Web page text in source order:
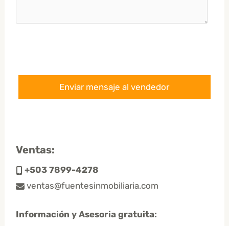
Ventas:
+503 7899-4278
ventas@fuentesinmobiliaria.com
Información y Asesoria gratuita: